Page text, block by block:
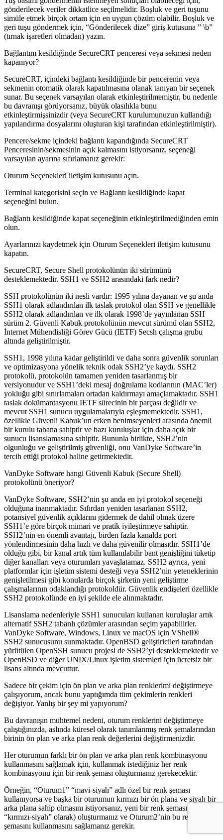
gönderilecek veriler dikkatlice seçilmelidir. Boşluk ve geri tuşunu
simüle etmek birçok ortam için en uygun çözüm olabilir. Boşluk ve
geri tuşu göndermek için, “Gönderilecek dize” giriş kutusuna ” \b”
(tırnak işaretleri olmadan) yazın.
Bağlantım kesildiğinde SecureCRT penceresi veya sekmesi neden
kapanıyor?
SecureCRT, içindeki bağlantı kesildiğinde bir pencerenin veya
sekmenin otomatik olarak kapatılmasına olanak tanıyan bir seçenek
sunar. Bu seçenek varsayılan olarak etkinleştirilmemiştir, bu nedenle
bu davranışı görüyorsanız, büyük olasılıkla bunu
etkinleştirmişsinizdir (veya SecureCRT kurulumunuzun kullandığı
yapılandırma dosyalarını oluşturan kişi tarafından etkinleştirilmiştir).
Pencere/sekme içindeki bağlantı kapandığında SecureCRT
Penceresinin/sekmesinin açık kalmasını istiyorsanız, seçeneği
varsayılan ayarına sıfırlamanız gerekir:
Oturum Seçenekleri iletişim kutusunu açın.
Terminal kategorisini seçin ve Bağlantı kesildiğinde kapat
seçeneğini bulun.
Bağlantı kesildiğinde kapat seçeneğinin etkinleştirilmediğinden emin
olun.
Ayarlarınızı kaydetmek için Oturum Seçenekleri iletişim kutusunu
kapatın.
SecureCRT, Secure Shell protokolünün iki sürümünü
desteklemektedir. SSH1 ve SSH2 arasındaki fark nedir?
SSH protokolünün iki nesli vardır: 1995 yılına dayanan ve şu anda
SSH1 olarak adlandırılan ilk taslak protokol olan SSH ve genellikle
SSH2 olarak adlandırılan ve ilk olarak 1998’de yayınlanan SSH
sürüm 2. Güvenli Kabuk protokolünün mevcut sürümü olan SSH2,
İnternet Mühendisliği Görev Gücü (IETF) Secsh çalışma grubu
altında geliştirilmiştir.
SSH1, 1998 yılına kadar geliştirildi ve daha sonra güvenlik sorunları
ve optimizasyona yönelik teknik odak SSH2’ye kaydı. SSH2
protokolü, protokolün tamamen yeniden tasarlanmış bir
versiyonudur ve SSH1’deki mesaj doğrulama kodlarının (MAC’ler)
yokluğu gibi sınırlamaları ortadan kaldırmayı amaçlamaktadır. SSH1
taslak dokümantasyonu IETF sürecinin bir parçası değildir ve
mevcut SSH1 sunucu uygulamalarıyla eşleşmemektedir. SSH1,
özellikle Güvenli Kabuk’un erken benimseyenleri arasında önemli
bir kurulu tabana sahiptir ve bazı kuruluşlar için daha açık bir
sunucu lisanslamasına sahiptir. Bununla birlikte, SSH2’nin
olgunluğu ve geliştirilmiş güvenliği, onu VanDyke Software’in
tercih ettiği protokol haline getirmektedir.
VanDyke Software hangi Güvenli Kabuk (Secure Shell)
protokolünü öneriyor?
VanDyke Software, SSH2’nin şu anda en iyi protokol seçeneği
olduğuna inanmaktadır. Sıfırdan yeniden tasarlanan SSH2,
potansiyel güvenlik açıklarını gidermek de dahil olmak üzere
SSH1’e göre birçok mimari ve pratik iyileştirmeye sahiptir.
SSH2’nin en önemli avantajı, birden fazla kanalda port
yönlendirmesinin daha hızlı ve daha güvenilir olmasıdır. SSH1’de
olduğu gibi, bir kanal artık tüm kullanılabilir bant genişliğini tüketip
diğer kanalları veya oturumları yavaşlatamaz. SSH2 ayrıca, yeni
platformlar için işletim sistemi desteği veya SSH2’nin yeteneklerinin
genişletilmesi gibi konularda birçok şirketin yeni geliştirme
çalışmalarının odaklandığı protokoldür. Güvenlik endişeleri özellikle
SSH2 protokolünde en iyi şekilde ele alınmaktadır.
Lisanslama nedenleriyle SSH1 sunucuları kullanan kuruluşlar artık
alternatif SSH2 tabanlı çözümler arasından seçim yapabilirler.
VanDyke Software, Windows, Linux ve macOS için VShell®
SSH2 sunucusunu sunmaktadır. OpenBSD geliştiricileri tarafından
yürütülen OpenSSH sunucu projesi de SSH2’yi desteklemektedir ve
OpenBSD ve diğer UNIX/Linux işletim sistemleri için ücretsiz bir
lisans altında mevcuttur.
Sadece bir çekim için ön plan ve arka plan renklerimi değiştirmeye
çalışıyorum, ancak bunu yaptığımda tüm çekimlerin renkleri
değişiyor. Yanlış bir şey mi yapıyorum?
Bu davranışın muhtemel nedeni, oturum renklerini değiştirmeye
çalıştığınızda, aslında küresel olarak tanımlanmış renk şemalarından
birinin ön plan ve arka plan renk değerlerini değiştirmenizdir.
Her oturumun farklı bir ön plan ve arka plan renk kombinasyonu
kullanmasını sağlamak için, kullanmak istediğiniz her renk
kombinasyonu için bir renk şeması oluşturmanız gerekecektir.
Örneğin, “Oturum1” “mavi-siyah” adlı özel bir renk şeması
kullanıyorsa ve başka bir oturumun kırmızı bir ön plana ve siyah bir
arka plana sahip olmasını istiyorsanız, yeni bir renk şeması (örneğin,
“kırmızı-siyah” olarak) oluşturmanız ve Oturum2’nin bu renk
şemasını kullanmasını sağlamanız gerekir.